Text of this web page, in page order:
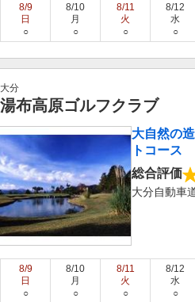
8/9
日
○
8/10
月
○
8/11
火
○
8/12
水
○
大分
湯布高原ゴルフクラブ
大自然の
トコース
総合評価
大分自動車
8/9
日
○
8/10
月
○
8/11
火
○
8/12
水
○